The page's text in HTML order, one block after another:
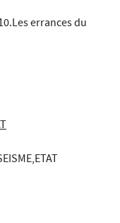
errances du